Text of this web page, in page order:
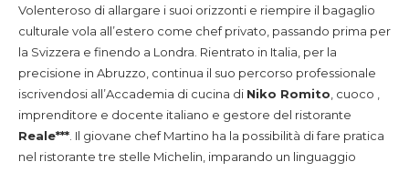
Volenteroso di allargare i suoi orizzonti e riempire il bagaglio
culturale vola all’estero come chef privato, passando prima per
la Svizzera e finendo a Londra. Rientrato in Italia, per la
precisione in Abruzzo, continua il suo percorso professionale
iscrivendosi all’Accademia di cucina di Niko Romito, cuoco ,
imprenditore e docente italiano e gestore del ristorante
Reale***. Il giovane chef Martino ha la possibilità di fare pratica
nel ristorante tre stelle Michelin, imparando un linguaggio